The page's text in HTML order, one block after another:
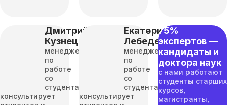
Дмитрий
Кузнецов
менеджер
по
работе
со
студентами
консультирует
Екатерина
Лебедева
менеджер
по
работе
со
студентами
консультирует
75%
экспертов —
кандидаты и
доктора наук
с нами работают
студенты старших
курсов,
магистранты,